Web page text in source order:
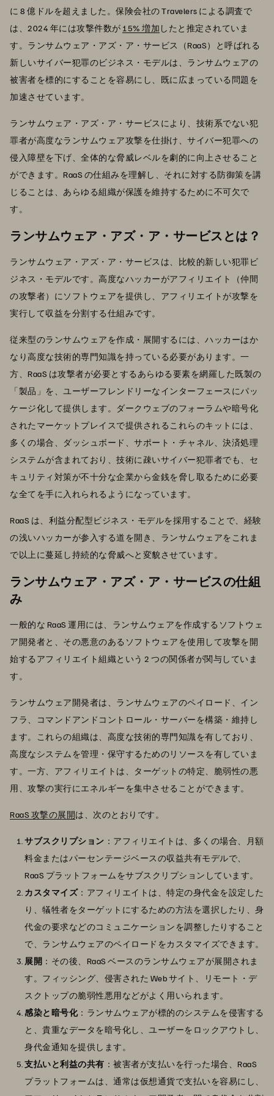
に 8 億ドルを超えました。保険会社の Travelers による調査で
は、2024 年には攻撃件数が 15% 増加 したと推定されていま
す。ランサムウェア・アズ・ア・サービス（RaaS）と呼ばれる
新しいサイバー犯罪のビジネス・モデルは、ランサムウェアの
被害者を標的にすることを容易にし、既に広まっている問題を
加速させています。
ランサムウェア・アズ・ア・サービスにより、技術系でない犯
罪者が高度なランサムウェア攻撃を仕掛け、サイバー犯罪への
侵入障壁を下げ、全体的な脅威レベルを劇的に向上させること
ができます。RaaS の仕組みを理解し、それに対する防御策を講
じることは、あらゆる組織が保護を維持するために不可欠で
す。
ランサムウェア・アズ・ア・サービスとは？
ランサムウェア・アズ・ア・サービスは、比較的新しい犯罪ビ
ジネス・モデルです。高度なハッカーがアフィリエイト（仲間
の攻撃者）にソフトウェアを提供し、アフィリエイトが攻撃を
実行して収益を分割する仕組みです。
従来型のランサムウェアを作成・展開するには、ハッカーはか
なり高度な技術的専門知識を持っている必要があります。一
方、RaaS は攻撃者が必要とするあらゆる要素を網羅した既製の
「製品」を、ユーザーフレンドリーなインターフェースにパッ
ケージ化して提供します。ダークウェブのフォーラムや暗号化
されたマーケットプレイスで提供されるこれらのキットには、
多くの場合、ダッシュボード、サポート・チャネル、決済処理
システムが含まれており、技術に疎いサイバー犯罪者でも、セ
キュリティ対策が不十分な企業から金銭を脅し取るために必要
な全てを手に入れられるようになっています。
RaaS は、利益分配型ビジネス・モデルを採用することで、経験
の浅いハッカーが参入する道を開き、ランサムウェアをこれま
で以上に蔓延し持続的な脅威へと変貌させています。
ランサムウェア・アズ・ア・サービスの仕組
み
一般的な RaaS 運用には、ランサムウェアを作成するソフトウェ
ア開発者と、その悪意のあるソフトウェアを使用して攻撃を開
始するアフィリエイト組織という 2 つの関係者が関与していま
す。
ランサムウェア開発者は、ランサムウェアのペイロード、イン
フラ、コマンドアンドコントロール・サーバーを構築・維持し
ます。これらの組織は、高度な技術的専門知識を有しており、
高度なシステムを管理・保守するためのリソースを有していま
す。一方、アフィリエイトは、ターゲットの特定、脆弱性の悪
用、攻撃の実行にエネルギーを集中させることができます。
RaaS 攻撃の展開は、次のとおりです。
サブスクリプション ：アフィリエイトは、多くの場合、月額
料金またはパーセンテージベースの収益共有モデルで、
RaaS プラットフォームをサブスクリプションしています。
カスタマイズ：アフィリエイトは、特定の身代金を設定した
り、犠牲者をターゲットにするための方法を選択したり、身
代金の要求などのコミュニケーションを調整したりすること
で、ランサムウェアのペイロードをカスタマイズできます。
展開 ：その後、RaaS ベースのランサムウェアが展開されま
す。フィッシング、侵害された Web サイト、リモート・デ
スクトップの脆弱性悪用などがよく用いられます。
感染と暗号化：ランサムウェアが標的のシステムを侵害する
と、貴重なデータを暗号化し、ユーザーをロックアウトし、
身代金通知を提供します。
支払いと利益の共有 ：被害者が支払いを行った場合、RaaS
プラットフォームは、通常は仮想通貨で支払いを容易にし、